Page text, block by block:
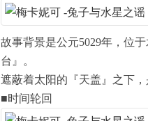
故事背景是公元5029年，位
台』。
遮蔽着太阳的『天盖』之下，
■时间轮回